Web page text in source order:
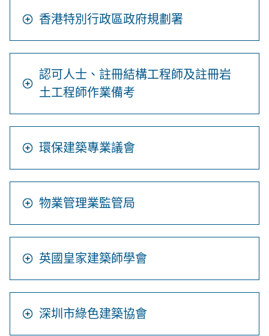
香港特別行政區政府規劃署
認可人士、註冊結構工程師及註冊岩
土工程師作業備考
環保建築專業議會
物業管理業監管局
英國皇家建築師學會
深圳市綠色建築協會